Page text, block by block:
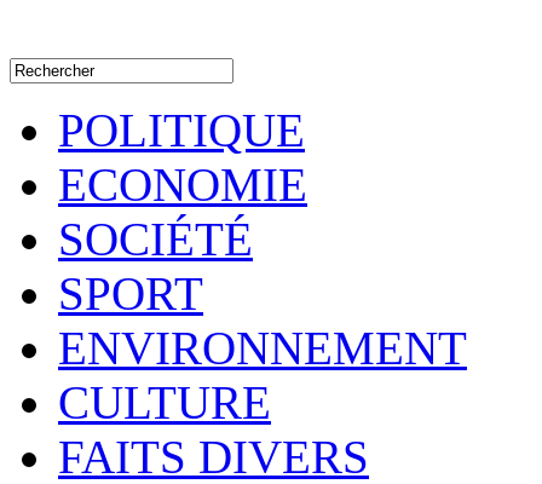
POLITIQUE
ECONOMIE
SOCIÉTÉ
SPORT
ENVIRONNEMENT
CULTURE
FAITS DIVERS